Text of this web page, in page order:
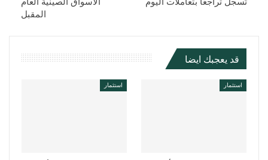
تُسجّل تراجعًا بتعاملات اليوم
الأسواق الصينية العام
المقبل
قد يعجبك ايضا
استثمار استثمار